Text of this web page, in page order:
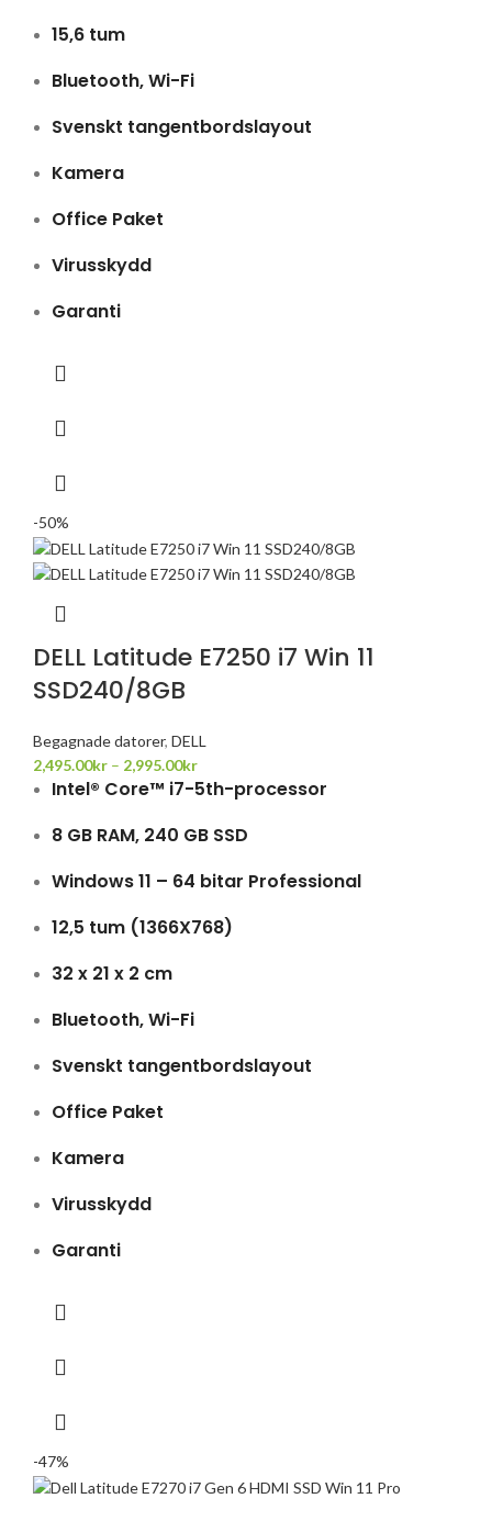
15,6 tum
Bluetooth, Wi-Fi
Svenskt tangentbordslayout
Kamera
Office Paket
Virusskydd
Garanti
-50%
DELL Latitude E7250 i7 Win 11
SSD240/8GB
Begagnade datorer, DELL
2,495.00kr – 2,995.00kr
Intel® Core™ i7-5th-processor
8 GB RAM, 240 GB SSD
Windows 11 – 64 bitar Professional
12,5 tum (1366X768)
32 x 21 x 2 cm
Bluetooth, Wi-Fi
Svenskt tangentbordslayout
Office Paket
Kamera
Virusskydd
Garanti
-47%